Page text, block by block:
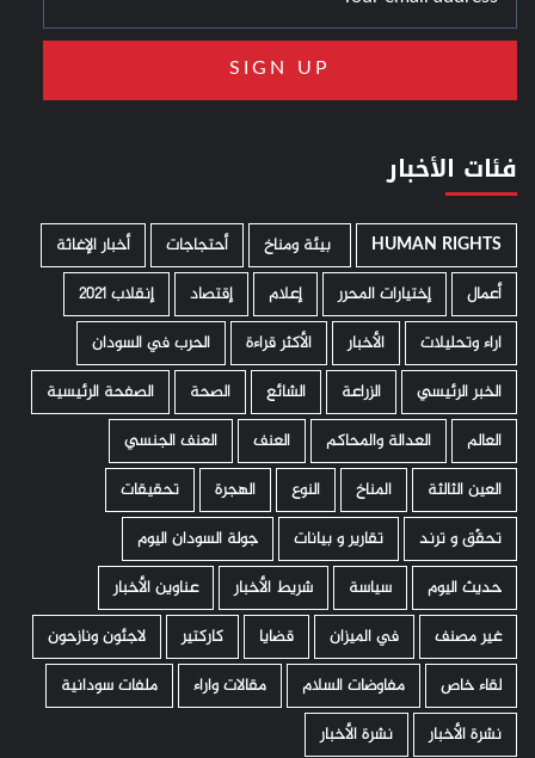
فئات الأخبار
HUMAN RIGHTS ­ بيئة ومناخ أحتجاجات
أخبار الإغاثة
أعمال
إختيارات المحرر إعلام إقتصاد
إنقلاب 2021
اراء وتحليلات
الأخبار الأكثر قراءة
الحرب في السودان
الخبر الرئيسي
الزراعة الشائع الصحة
الصفحة الرئيسية
العالم
العدالة والمحاكم العنف
العنف الجنسي
العين الثالثة
المناخ النوع الهجرة
تحقيقات
تحقّق و ترند
تقارير و بيانات
جولة السودان اليوم
حديث اليوم
سياسة شريط الأخبار
عناوين الأخبار
غير مصنف
في الميزان قضايا كاركتير
لاجئون ونازحون
لقاء خاص
مفاوضات السلام مقالات واراء
ملفات سودانية
نشرة الأخبار
نشرة الأخبار